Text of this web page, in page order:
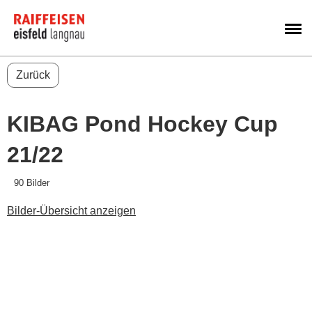
Zurück
KIBAG Pond Hockey Cup
21/22
90 Bilder
Bilder-Übersicht anzeigen